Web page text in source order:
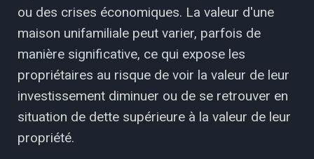
ou des crises économiques. La valeur d'une
maison unifamiliale peut varier, parfois de
manière significative, ce qui expose les
propriétaires au risque de voir la valeur de leur
investissement diminuer ou de se retrouver en
situation de dette supérieure à la valeur de leur
propriété.